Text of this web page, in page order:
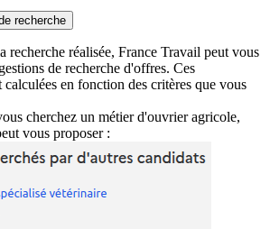
recherche
recherche réalisée, France Travail peut vous
de recherche d'offres. Ces
calculées en fonction des critères que vous
cherchez un métier d'ouvrier agricole,
vous proposer :